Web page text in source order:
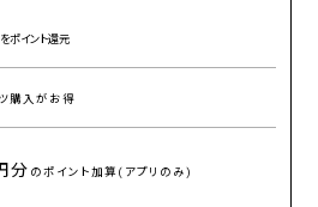
をポイント還元
購入がお得
分 のポイント加算(アプリのみ)